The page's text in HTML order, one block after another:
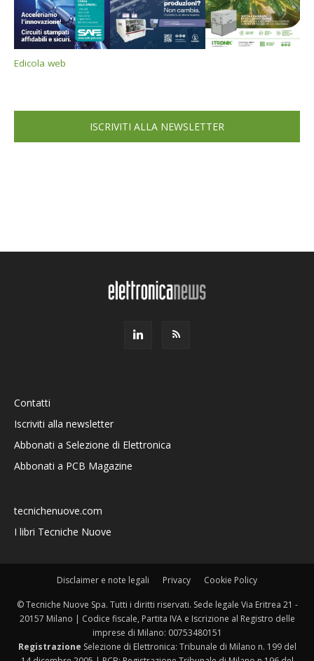
Edicola web
ISCRIVITI ALLA NEWSLETTER
Contatti
Iscriviti alla newsletter
Abbonati a Selezione di Elettronica
Abbonati a PCB Magazine
tecnichenuove.com
I libri Tecniche Nuove
Disclaimer e note legali Privacy Cookie Policy
© Tecniche Nuove Spa. Tutti i diritti riservati. Sede legale Via Eritrea 21 -
20157 Milano | Codice fiscale, Partita IVA e Iscrizione al Registro delle
imprese di Milano: 00753480151
Registrazione Selezione di Elettronica: Tribunale di Milano n. 199 del